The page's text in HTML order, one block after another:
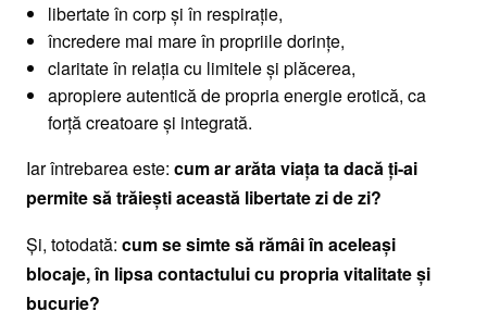
libertate în corp și în respirație,
încredere mai mare în propriile dorințe,
claritate în relația cu limitele și plăcerea,
apropiere autentică de propria energie erotică, ca
forță creatoare și integrată.
Iar întrebarea este:cum ar arăta viața ta dacă ți-ai
permite să trăiești această libertate zi de zi?
Și, totodată:cum se simte să rămâi în aceleași
blocaje, în lipsa contactului cu propria vitalitate și
bucurie?